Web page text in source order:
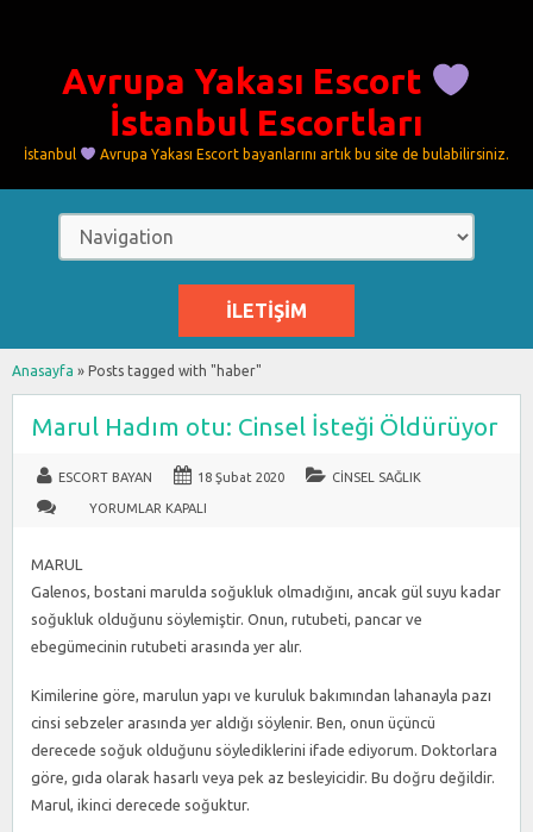
Avrupa Yakası Escort
İstanbul Escortları
İstanbul Avrupa Yakası Escort bayanlarını artık bu site de bulabilirsiniz.
İLETIŞIM
Anasayfa » Posts tagged with "haber"
Marul Hadım otu: Cinsel İsteği Öldürüyor
ESCORT BAYAN 18 Şubat 2020
CINSEL SAĞLIK
MARUL
HADIM
IÇIN
YORUMLAR KAPALI
MARUL
Galenos, bostani marulda soğukluk olmadığını, ancak gül suyu kadar
soğukluk olduğunu söylemiştir. Onun, rutubeti, pancar ve
ebegümecinin rutubeti arasında yer alır.
Kimilerine göre, marulun yapı ve kuruluk bakımından lahanayla pazı
cinsi sebzeler arasında yer aldığı söylenir. Ben, onun üçüncü
derecede soğuk olduğunu söylediklerini ifade ediyorum. Doktorlara
göre, gıda olarak hasarlı veya pek az besleyicidir. Bu doğru değildir.
Marul, ikinci derecede soğuktur.